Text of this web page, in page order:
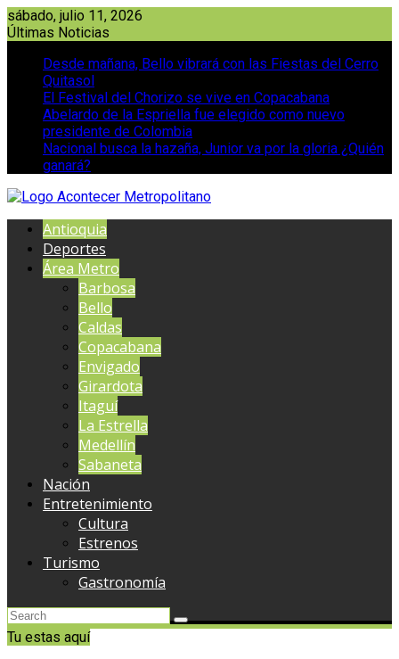
Saltar
al
sábado, julio 11, 2026
Últimas Noticias
Desde mañana, Bello vibrará con las Fiestas del Cerro
Quitasol
El Festival del Chorizo se vive en Copacabana
Abelardo de la Espriella fue elegido como nuevo
presidente de Colombia
Nacional busca la hazaña, Junior va por la gloria ¿Quién
ganará?
Antioquia
Deportes
Área Metro
Barbosa
Bello
Caldas
Copacabana
Envigado
Girardota
Itaguí
La Estrella
Medellín
Sabaneta
Nación
Entretenimiento
Cultura
Estrenos
Turismo
Gastronomía
Tu estas aquí